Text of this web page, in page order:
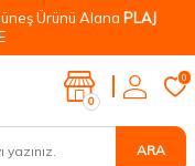
Ürünü Alana PLAJ
ARA
0
0